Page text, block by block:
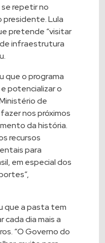
repetir no
presidente. Lula
pretende “visitar
infraestrutura
que o programa
potencializar o
de
nos próximos
da história.
recursos
para
em especial dos
que a pasta tem
cada dia mais a
“O Governo do